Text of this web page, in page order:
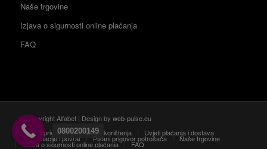
Naše trgovine
Izjava o sigurnosti online plaćanja
FAQ
© Copyright Alfabet | Design by web-pulse.eu
Politika privatnosti
Uvjeti korištenja Uvjeti plaćanja i dostava
Reklamacije i povrat Pisani prigovor potrošača Naše trgovine
Izjava o sigurnosti online plaćanja FAQ
0800200149